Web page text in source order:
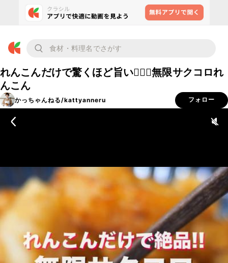
れんこんだけで驚くほど旨い🙋‍♀️✨無限サクコロれ
んこん
かっちゃんねる/kattyanneru フォロー